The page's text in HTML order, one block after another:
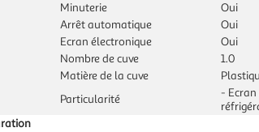
Minuterie
Oui
Arrêt automatique
Oui
Ecran électronique
Oui
Nombre de cuve
1.0
Matière de la cuve
Particularité
-